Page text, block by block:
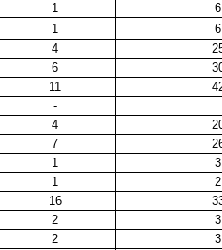
1
1
4
6
11
-
4
7
1
1
16
2
2